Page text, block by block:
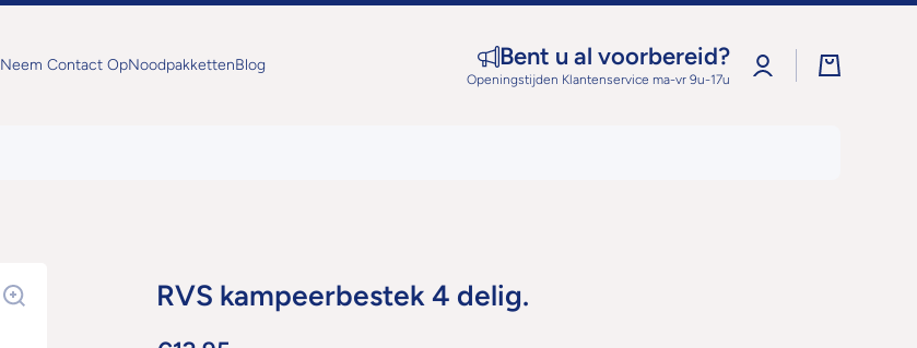
Neem Contact OpNoodpakkettenBlog Bent u al voorbereid?
Openingstijden Klantenservice ma-vr 9u-17u
Log
in
RVS kampeerbestek 4 delig.